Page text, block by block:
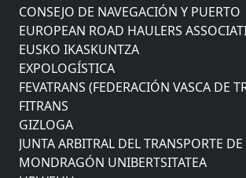
CONSEJO DE NAVEGACIÓN Y PUERTO
EUROPEAN ROAD HAULERS
EUSKO IKASKUNTZA
EXPOLOGÍSTICA
FEVATRANS (FEDERACIÓN VASCA DE
FITRANS
GIZLOGA
JUNTA ARBITRAL DEL TRANSPORTE
MONDRAGÓN UNIBERTSITATEA